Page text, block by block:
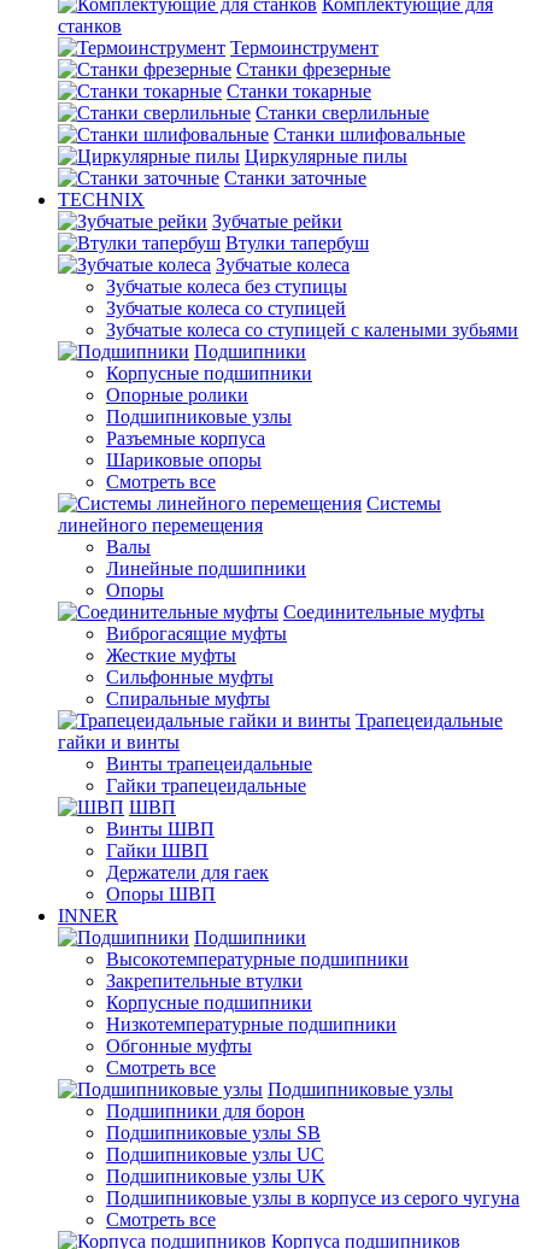
Комплектующие для
станков
Термоинструмент
Станки фрезерные
Станки токарные
Станки сверлильные
Станки шлифовальные
Циркулярные пилы
Станки заточные
TECHNIX
Зубчатые рейки
Втулки тапербуш
Зубчатые колеса
Зубчатые колеса без ступицы
Зубчатые колеса со ступицей
Зубчатые колеса со ступицей с калеными зубьями
Подшипники
Корпусные подшипники
Опорные ролики
Подшипниковые узлы
Разъемные корпуса
Шариковые опоры
Смотреть все
Системы
линейного перемещения
Валы
Линейные подшипники
Опоры
Соединительные муфты
Виброгасящие муфты
Жесткие муфты
Сильфонные муфты
Спиральные муфты
Трапецеидальные
гайки и винты
Винты трапецеидальные
Гайки трапецеидальные
ШВП
Винты ШВП
Гайки ШВП
Держатели для гаек
Опоры ШВП
INNER
Подшипники
Высокотемпературные подшипники
Закрепительные втулки
Корпусные подшипники
Низкотемпературные подшипники
Обгонные муфты
Смотреть все
Подшипниковые узлы
Подшипники для борон
Подшипниковые узлы SB
Подшипниковые узлы UC
Подшипниковые узлы UK
Подшипниковые узлы в корпусе из серого чугуна
Смотреть все
Корпуса подшипников